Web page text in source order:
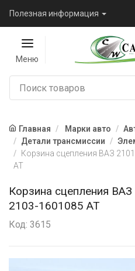
Полезная информация
Меню
Главная Марки авто
Детали трансмиссии
Корзина сцепления ВАЗ
AT
Корзина сцепления
2103-1601085 AT
Код: 3615